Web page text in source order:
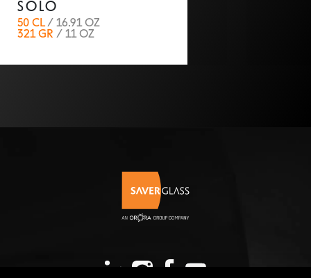
SOLO
50 CL/ 16.91 OZ
321 GR / 11 OZ